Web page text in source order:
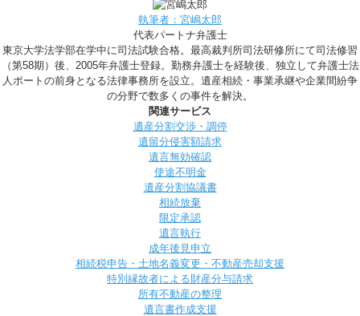
執筆者：宮嶋太郎
代表パートナ弁護士
東京大学法学部在学中に司法試験合格。最高裁判所司法研修所にて司法修習
（第58期）後、2005年弁護士登録。勤務弁護士を経験後、独立して弁護士法
人ポートの前身となる法律事務所を設立。遺産相続・事業承継や企業間紛争
の分野で数多くの事件を解決。
関連サービス
遺産分割交渉・調停
遺留分侵害額請求
遺言無効確認
使途不明金
遺産分割協議書
相続放棄
限定承認
遺言執行
成年後見申立
相続税申告・土地名義変更・不動産売却支援
特別縁故者による財産分与請求
所有不動産の整理
遺言書作成支援